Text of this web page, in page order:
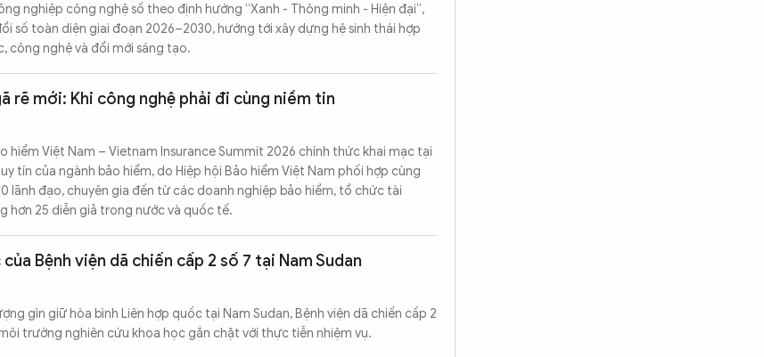
nghiệp công nghệ số theo định hướng “Xanh - Thông minh - Hiện đại”,
số toàn diện giai đoạn 2026–2030, hướng tới xây dựng hệ sinh thái hợp
công nghệ và đổi mới sáng tạo.
rẽ mới: Khi công nghệ phải đi cùng niềm tin
hiểm Việt Nam – Vietnam Insurance Summit 2026 chính thức khai mạc tại
tín của ngành bảo hiểm, do Hiệp hội Bảo hiểm Việt Nam phối hợp cùng
lãnh đạo, chuyên gia đến từ các doanh nghiệp bảo hiểm, tổ chức tài
hơn 25 diễn giả trong nước và quốc tế.
Bệnh viện dã chiến cấp 2 số 7 tại Nam Sudan
gìn giữ hòa bình Liên hợp quốc tại Nam Sudan, Bệnh viện dã chiến cấp 2
trường nghiên cứu khoa học gắn chặt với thực tiễn nhiệm vụ.